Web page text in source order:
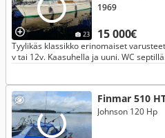
23 15 000€
1969
Tyylikäs klassikko erinomaiset
v tai 12v. Kaasuhella ja uuni. WC
Finmar 510
Johnson 120 Hp